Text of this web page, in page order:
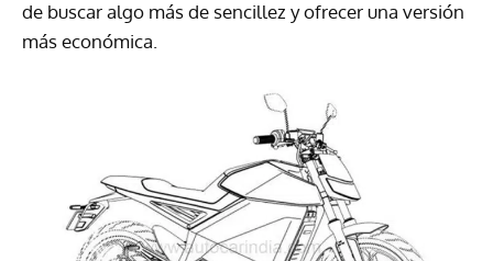
de buscar algo más de sencillez y ofrecer una versión
más económica.